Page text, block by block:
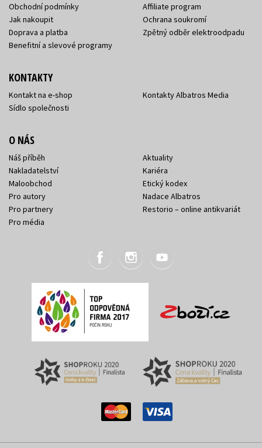
Obchodní podmínky
Jak nakoupit
Doprava a platba
Benefitní a slevové programy
Affiliate program
Ochrana soukromí
Zpětný odběr elektroodpadu
KONTAKTY
Kontakt na e-shop
Sídlo společnosti
Kontakty Albatros Media
O NÁS
Náš příběh
Nakladatelství
Maloobchod
Pro autory
Pro partnery
Pro média
Aktuality
Kariéra
Etický kodex
Nadace Albatros
Restorio – online antikvariát